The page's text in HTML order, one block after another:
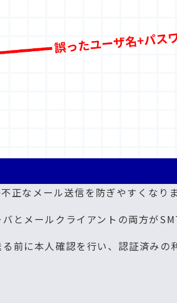
正なメール送信を防ぎやすくなりま
とメールクライアントの両方が
前に本人確認を行い、認証済み